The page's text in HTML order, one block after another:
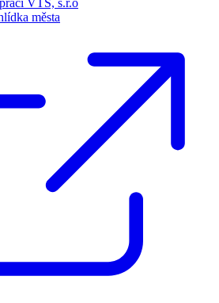
VTS, s.r.o
města